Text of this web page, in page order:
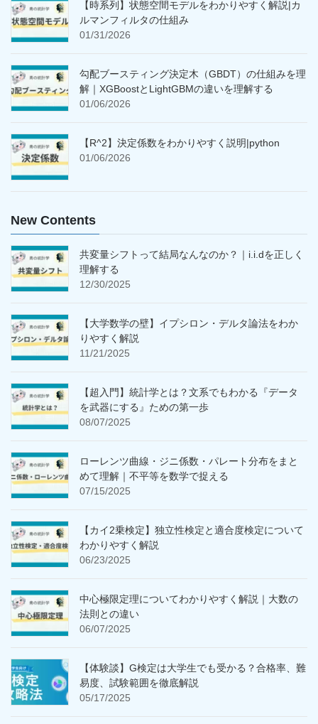
【時系列】状態空間モデルをわかりやすく解説|カ
ルマンフィルタの仕組み
01/31/2026
勾配ブースティング決定木（GBDT）の仕組みを理
解｜XGBoostとLightGBMの違いを理解する
01/06/2026
【R^2】決定係数をわかりやすく説明|python
01/06/2026
New Contents
共変量シフトって結局なんなのか？｜i.i.dを正しく
理解する
12/30/2025
【大学数学の壁】イプシロン・デルタ論法をわか
りやすく解説
11/21/2025
【超入門】統計学とは？文系でもわかる『データ
を武器にする』ための第一歩
08/07/2025
ローレンツ曲線・ジニ係数・パレート分布をまと
めて理解｜不平等を数学で捉える
07/15/2025
【カイ2乗検定】独立性検定と適合度検定について
わかりやすく解説
06/23/2025
中心極限定理についてわかりやすく解説｜大数の
法則との違い
06/07/2025
【体験談】G検定は大学生でも受かる？合格率、難
易度、試験範囲を徹底解説
05/17/2025